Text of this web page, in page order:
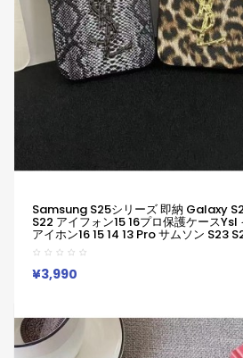
Samsung S25シリーズ 即納 Galaxy
S22 アイフォン15 16プロ保護ケース
アイホン16 15 14 13 Pro サムソン S23
ース Iphone16 15 14 11 12 13 Pro Max
ラン スマホケースIphone16 15 ケース
¥3,990